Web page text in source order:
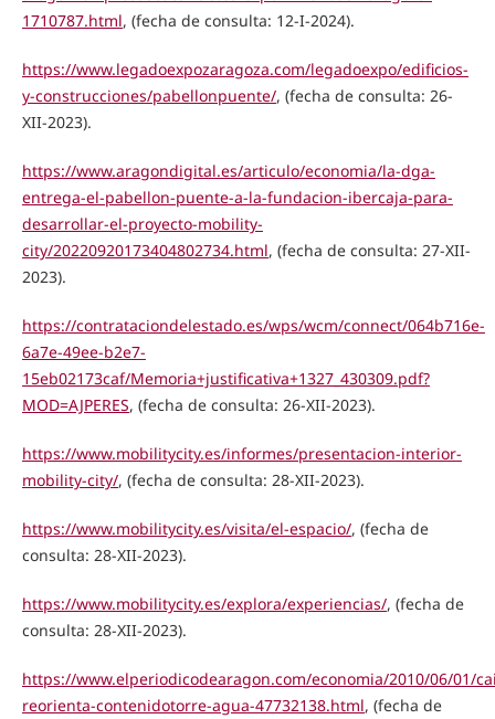
1710787.html, (fecha de consulta: 12-I-2024).
https://www.legadoexpozaragoza.com/legadoexpo/edificios-
y-construcciones/pabellonpuente/, (fecha de consulta: 26-
XII-2023).
https://www.aragondigital.es/articulo/economia/la-dga-
entrega-el-pabellon-puente-a-la-fundacion-ibercaja-para-
desarrollar-el-proyecto-mobility-
city/20220920173404802734.html, (fecha de consulta: 27-XII-
2023).
https://contrataciondelestado.es/wps/wcm/connect/064b716e-
6a7e-49ee-b2e7-
15eb02173caf/Memoria+justificativa+1327_430309.pdf?
MOD=AJPERES, (fecha de consulta: 26-XII-2023).
https://www.mobilitycity.es/informes/presentacion-interior-
mobility-city/, (fecha de consulta: 28-XII-2023).
https://www.mobilitycity.es/visita/el-espacio/, (fecha de
consulta: 28-XII-2023).
https://www.mobilitycity.es/explora/experiencias/, (fecha de
consulta: 28-XII-2023).
https://www.elperiodicodearagon.com/economia/2010/06/01/
reorienta-contenidotorre-agua-47732138.html, (fecha de